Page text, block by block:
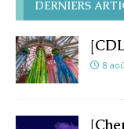
DERNIERS
8